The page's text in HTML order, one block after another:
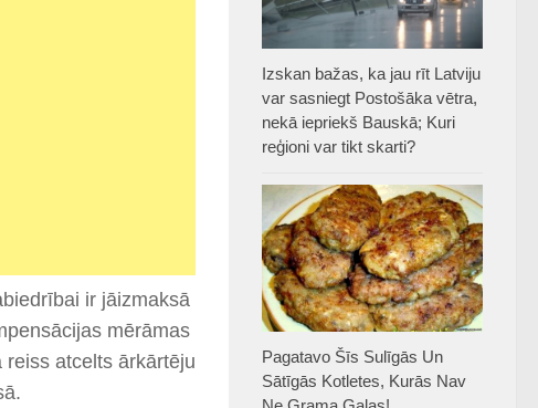
ir jāizmaksā
mērāmas
atcelts ārkārtēju
Izskan bažas, ka jau rīt Latviju
var sasniegt Postošāka vētra,
nekā iepriekš Bauskā; Kuri
reģioni var tikt skarti?
Pagatavo Šīs Sulīgās Un
Sātīgās Kotletes, Kurās Nav